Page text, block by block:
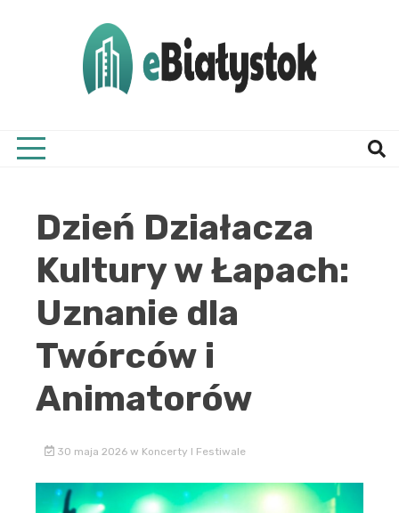
Dzień Działacza
Kultury w Łapach:
Uznanie dla
Twórców i
Animatorów
30 maja 2026 w Koncerty I Festiwale